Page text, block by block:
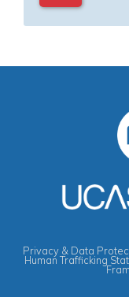
Privacy & Data
Human Trafficking